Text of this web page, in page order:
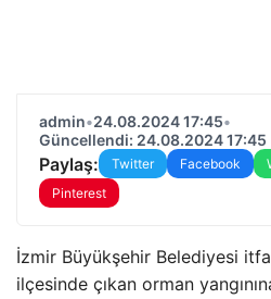
admin•24.08.2024 17:45•
Güncellendi: 24.08.2024 17:45
Paylaş: Twitter Facebook
Pinterest
İzmir Büyükşehir Belediyesi
ilçesinde çıkan orman